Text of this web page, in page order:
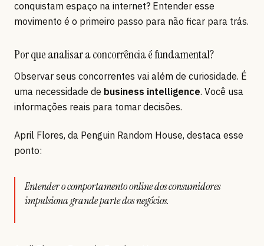
conquistam espaço na internet? Entender esse
movimento é o primeiro passo para não ficar para trás.
Por que analisar a concorrência é fundamental?
Observar seus concorrentes vai além de curiosidade. É
uma necessidade de business intelligence. Você usa
informações reais para tomar decisões.
April Flores, da Penguin Random House, destaca esse
ponto:
Entender o comportamento online dos consumidores
impulsiona grande parte dos negócios.